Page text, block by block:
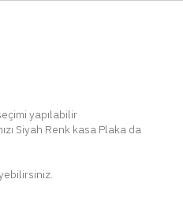
yapılabilir
Siyah Renk kasa Plaka da